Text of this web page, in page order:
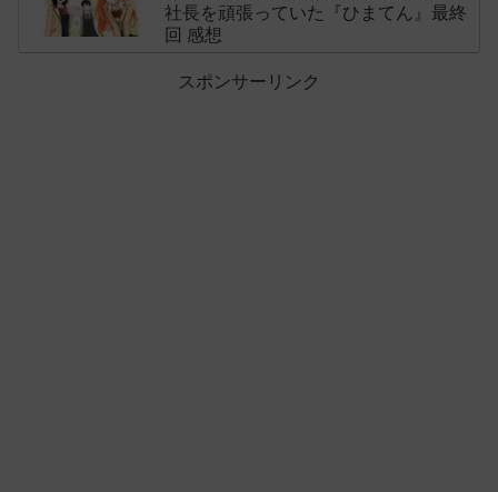
社長を頑張っていた『ひまてん』最終
回 感想
スポンサーリンク